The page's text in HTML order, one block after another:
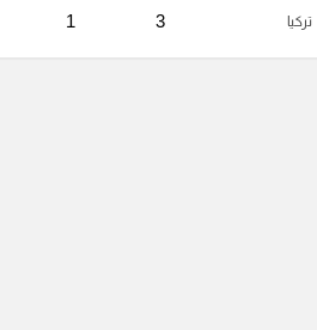
تركيا 3
1